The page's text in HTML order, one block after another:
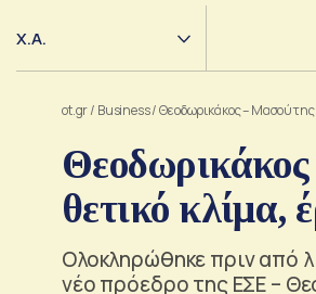
Χ.Α.
ot.gr/ Business/Θεοδωρικάκος –
θετικό κλίμα,
Ολοκληρώθηκε πριν από
νέο πρόεδρο της ΕΣΕ –